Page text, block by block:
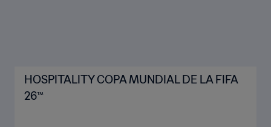
HOSPITALITY COPA MUNDIAL DE LA FIFA
26™